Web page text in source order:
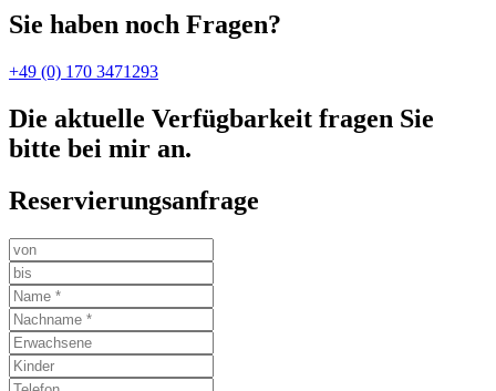
Sie haben noch Fragen?
+49 (0) 170 3471293
Die aktuelle Verfügbarkeit fragen Sie
bitte bei mir an.
Reservierungsanfrage